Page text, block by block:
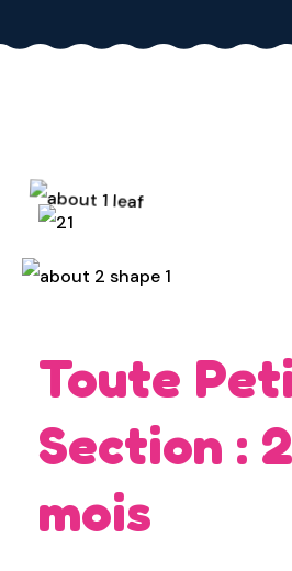
Toute
Section :
mois